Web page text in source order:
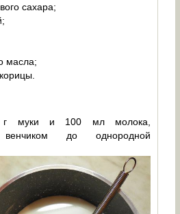
сахара;
масла;
муки и 100 мл молока,
венчиком до однородной